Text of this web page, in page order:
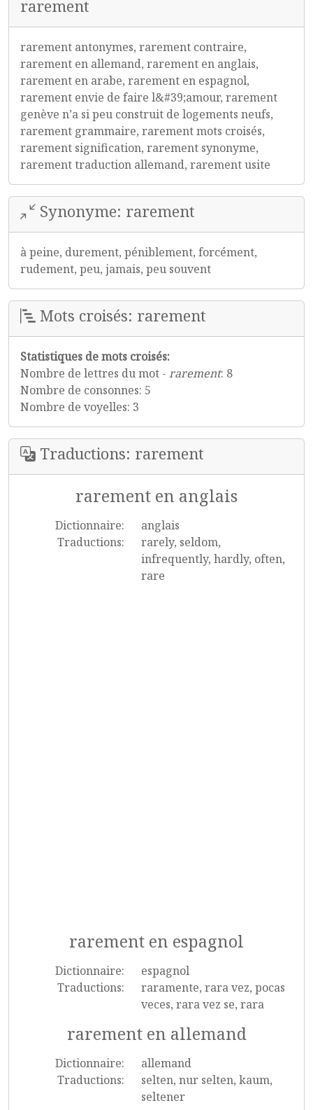
rarement
rarement antonymes, rarement contraire,
rarement en allemand, rarement en anglais,
rarement en arabe, rarement en espagnol,
rarement envie de faire l&#39;amour, rarement
genève n’a si peu construit de logements neufs,
rarement grammaire, rarement mots croisés,
rarement signification, rarement synonyme,
rarement traduction allemand, rarement usite
Synonyme: rarement
à peine, durement, péniblement, forcément,
rudement, peu, jamais, peu souvent
Mots croisés: rarement
Statistiques de mots croisés:
Nombre de lettres du mot - rarement: 8
Nombre de consonnes: 5
Nombre de voyelles: 3
Traductions: rarement
rarement en anglais
Dictionnaire:
anglais
Traductions:
rarely, seldom,
infrequently, hardly, often,
rare
rarement en espagnol
Dictionnaire:
espagnol
Traductions:
raramente, rara vez, pocas
veces, rara vez se, rara
rarement en allemand
Dictionnaire:
allemand
Traductions:
selten, nur selten, kaum,
seltener